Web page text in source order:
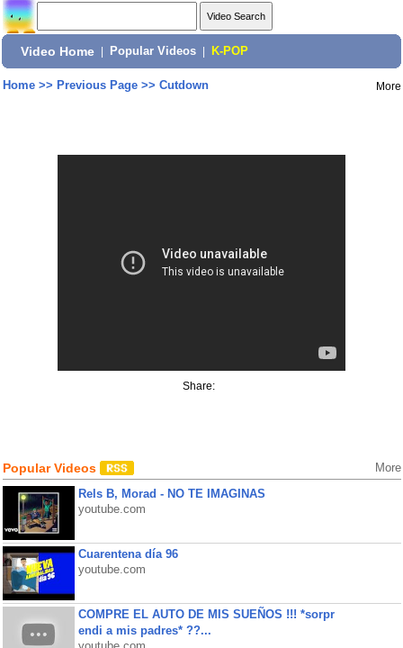
Video Home Popular Videos K-POP
Home>> Previous Page>> Cutdown More
Share:
Popular Videos More
Rels B, Morad - NO TE IMAGINAS
youtube.com
Cuarentena día 96
youtube.com
COMPRE EL AUTO DE MIS SUEÑOS !!! *sorpr
endi a mis padres* ??...